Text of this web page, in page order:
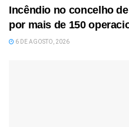
Incêndio no concelho
por mais de 150
6 DE AGOSTO, 2026